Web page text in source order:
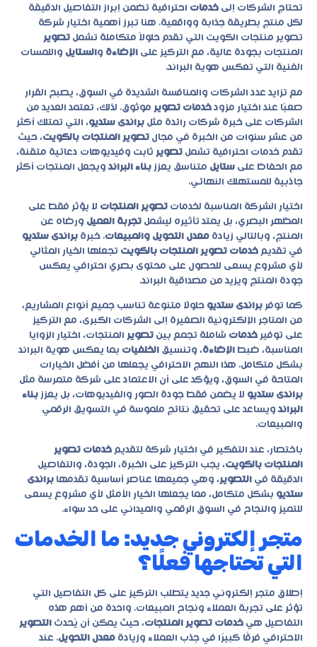
تحتاج الشركات إلى خدمات احترافية تضمن إبراز التفاصيل الدقيقة
لكل منتج بطريقة جذابة وواقعية. هنا تبرز أهمية اختيار شركة
تصوير منتجات الكويت التي تقدم حلولاً متكاملة تشمل تصوير
المنتجات بجودة عالية، مع التركيز على الإضاءة والستايل واللمسات
الفنية التي تعكس هوية البراند.
مع تزايد عدد الشركات والمنافسة الشديدة في السوق، يصبح القرار
صعبًا عند اختيار مزود خدمات تصوير موثوق. لذلك، تعتمد العديد من
الشركات على خبرة شركات رائدة مثل براندى ستديو، التي تمتلك أكثر
من عشر سنوات من الخبرة في مجال تصوير المنتجات بالكويت، حيث
تقدم خدمات احترافية تشمل تصوير ثابت وفيديوهات دعائية متقنة،
مع الحفاظ على ستايل متناسق يعزز بناء البراندويجعل المنتجات أكثر
جاذبية للمستهلك النهائي.
اختيار الشركة المناسبة لخدمات تصوير المنتجات لا يؤثر فقط على
المظهر البصري، بل يمتد تأثيره ليشمل تجربة العميل ورضاه عن
المنتج، وبالتالي زيادة معدل التحويل والمبيعات. خبرة براندى ستديو
في تقديم خدمات تصوير المنتجات بالكويت تجعلها الخيار المثالي
لأي مشروع يسعى للحصول على محتوى بصري احترافي يعكس
جودة المنتج ويزيد من مصداقية البراند.
كما توفر براندى ستديو حلولًا متنوعة تناسب جميع أنواع المشاريع،
من المتاجر الإلكترونية الصغيرة إلى الشركات الكبرى، مع التركيز
على توفير خدمات شاملة تجمع بين تصوير المنتجات، اختيار الزوايا
المناسبة، ضبط الإضاءة، وتنسيق الخلفيات بما يعكس هوية البراند
بشكل متكامل. هذا النهج الاحترافي يجعلها من أفضل الخيارات
المتاحة في السوق، ويؤكد على أن الاعتماد على شركة متمرسة مثل
براندى ستديو لا يضمن فقط جودة الصور والفيديوهات، بل يعزز بناء
البراندويساعد على تحقيق نتائج ملموسة في التسويق الرقمي
والمبيعات.
باختصار، عند التفكير في اختيار شركة لتقديم خدمات تصوير
المنتجات بالكويت، يجب التركيز على الخبرة، الجودة، والتفاصيل
الدقيقة في التصوير، وهي جميعها عناصر أساسية تقدمها براندى
ستديو بشكل متكامل، مما يجعلها الخيار الأمثل لأي مشروع يسعى
للتميز والنجاح في السوق الرقمي والميداني على حد سواء.
متجر إلكتروني جديد: ما الخدمات
التي تحتاجها فعلًا؟
إطلاق متجر إلكتروني جديد يتطلب التركيز على كل التفاصيل التي
تؤثر على تجربة العملاء ونجاح المبيعات. واحدة من أهم هذه
التفاصيل هي خدمات تصوير المنتجات، حيث يمكن أن يُحدث التصوير
الاحترافي فرقًا كبيرًا في جذب العملاء وزيادة معدل التحويل. عند